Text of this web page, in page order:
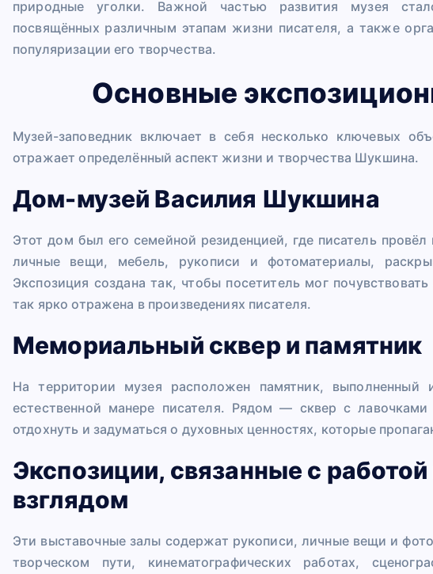
природные уголки. Важной частью развития музея
посвящённых различным этапам жизни писателя, а также
популяризации его творчества.
Основные
Музей-заповедник включает в себя несколько ключевых
отражает определённый аспект жизни и творчества Шукшина.
Дом-музей Василия Шукшина
Этот дом был его семейной резиденцией, где писатель
личные вещи, мебель, рукописи и фотоматериалы,
Экспозиция создана так, чтобы посетитель мог
так ярко отражена в произведениях писателя.
Мемориальный сквер и памятник
На территории музея расположен памятник,
естественной манере писателя. Рядом — сквер с
отдохнуть и задуматься о духовных ценностях, которые
Экспозиции, связанные с
взглядом
Эти выставочные залы содержат рукописи, личные вещи и
творческом пути, кинематографических работах,